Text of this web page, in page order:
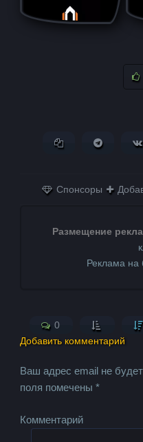
Копировать
Спонсоры
Размещение
Реклама на
0
Добавить комментарий
Ваш адрес email не
поля помечены*
Комментарий